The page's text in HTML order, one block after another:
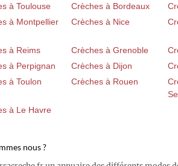
à Toulouse Crèches à Bordeaux
à Montpellier
Crèches à Nice
à Reims
Crèches à Grenoble
à Perpignan
Crèches à Dijon
à Toulon
Crèches à Rouen
à Le Havre
nous ?